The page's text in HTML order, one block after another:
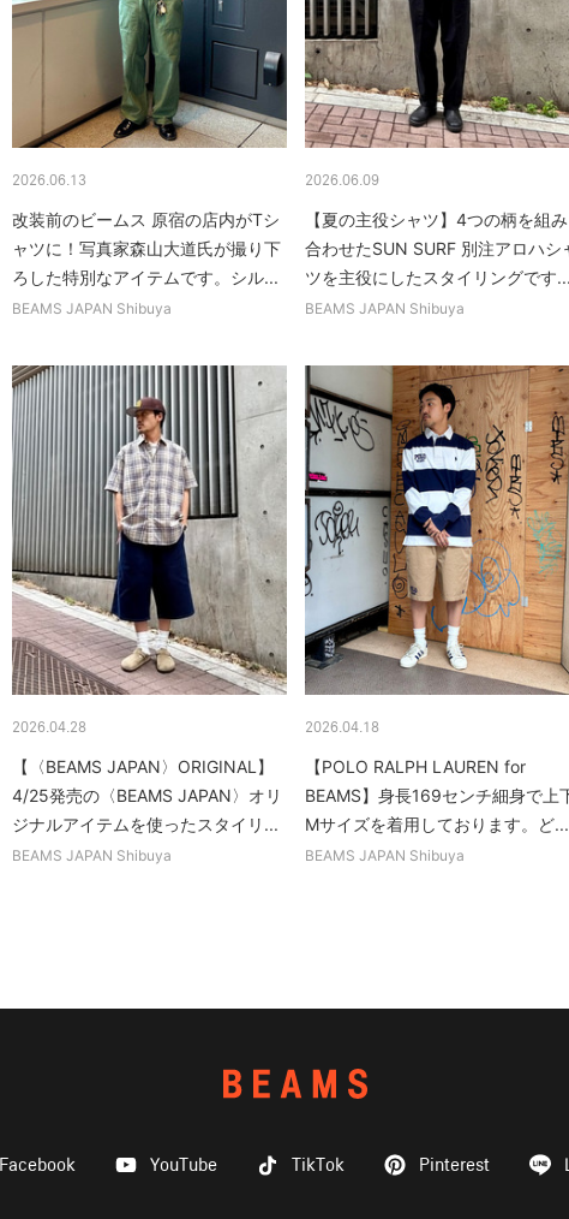
2026.06.13
改装前のビームス 原宿の店内がTシ
ャツに！写真家森山大道氏が撮り下
ろした特別なアイテムです。シル...
BEAMS JAPAN Shibuya
2026.06.09
【夏の主役シャツ】4つの柄を組み
合わせたSUN SURF 別注アロハシ
ツを主役にしたスタイリングです...
BEAMS JAPAN Shibuya
2026.04.28
【〈BEAMS JAPAN〉ORIGINAL】
4/25発売の〈BEAMS JAPAN〉オリ
ジナルアイテムを使ったスタイリ...
BEAMS JAPAN Shibuya
2026.04.18
【POLO RALPH LAUREN for
BEAMS】身長169センチ細身で上
Mサイズを着用しております。ど...
BEAMS JAPAN Shibuya
Facebook YouTube TikTok Pinterest